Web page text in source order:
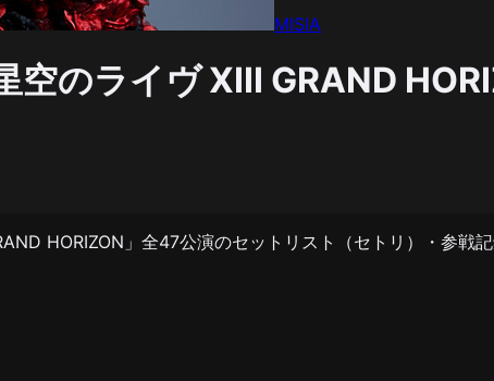
MISIA
のライヴ XIII GRAND
HORIZON」全47公演のセットリスト（セトリ）・参